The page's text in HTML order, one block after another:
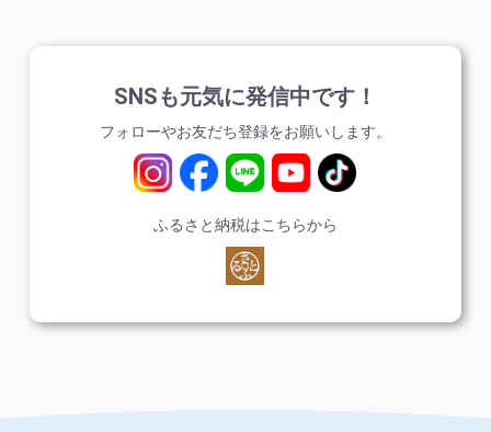
SNSも元気に発信中です！
フォローやお友だち登録をお願いします。
ふるさと納税はこちらから